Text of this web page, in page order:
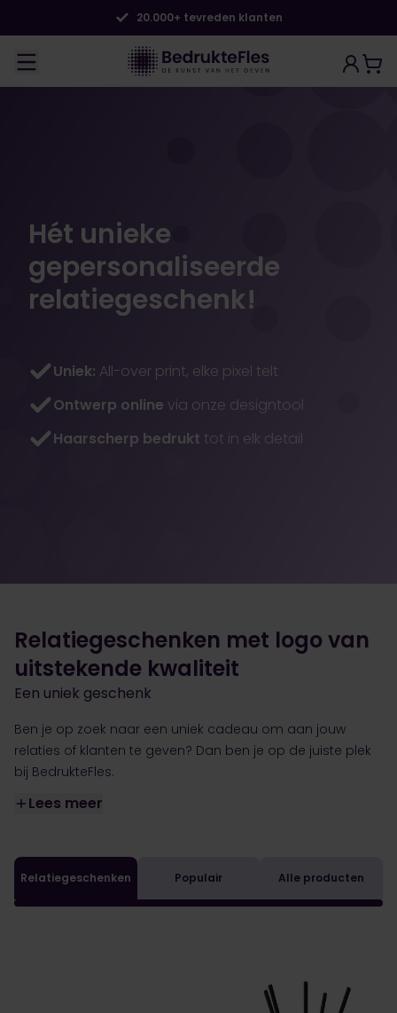
20.000+ tevreden klanten
Hét unieke
gepersonaliseerde
relatiegeschenk!
Uniek: All-over print, elke pixel telt
Ontwerp online via onze designtool
Haarscherp bedrukt tot in elk detail
Relatiegeschenken met logo van
uitstekende kwaliteit
Een uniek geschenk
Ben je op zoek naar een uniek cadeau om aan jouw
relaties of klanten te geven? Dan ben je op de juiste plek
bij BedrukteFles.
Lees meer
Relatiegeschenken Populair Alle producten